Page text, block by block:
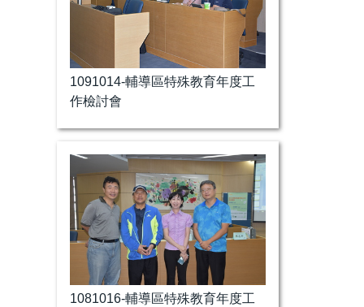
1091014-輔導區特殊教育年度工
作檢討會
1081016-輔導區特殊教育年度工